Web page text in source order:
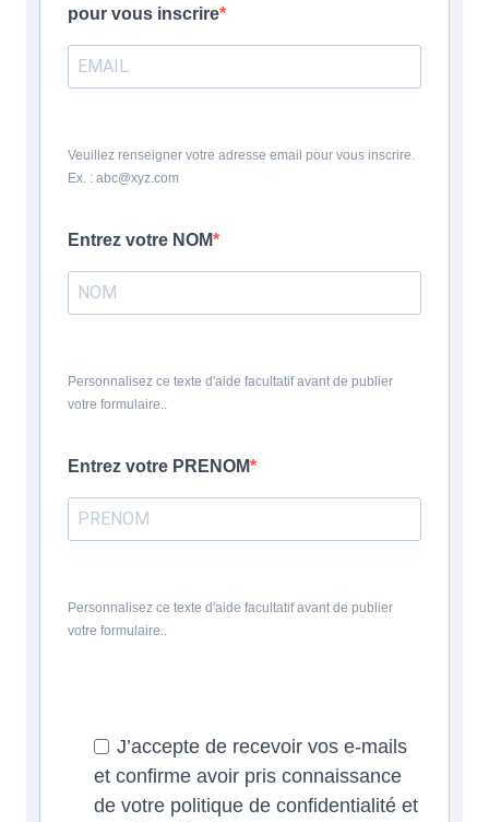
pour vous inscrire
Veuillez renseigner votre adresse email pour vous inscrire.
Ex. : abc@xyz.com
Entrez votre NOM
Personnalisez ce texte d'aide facultatif avant de publier
votre formulaire..
Entrez votre PRENOM
Personnalisez ce texte d'aide facultatif avant de publier
votre formulaire..
J’accepte de recevoir vos e-mails
et confirme avoir pris connaissance
de votre politique de confidentialité et